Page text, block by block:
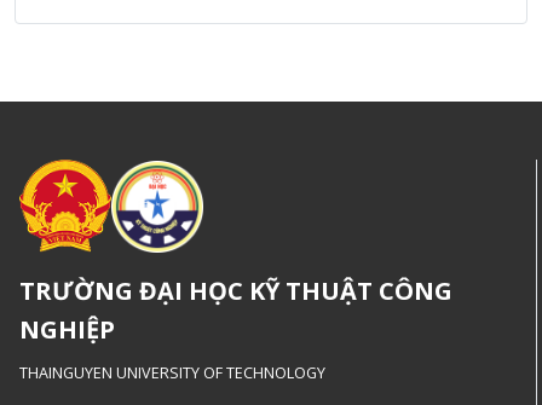
TRƯỜNG ĐẠI HỌC KỸ THUẬT CÔNG
NGHIỆP
THAINGUYEN UNIVERSITY OF TECHNOLOGY